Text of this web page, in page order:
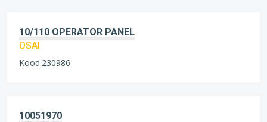
10/110 OPERATOR PANEL
OSAI
Kood:230986
10051970